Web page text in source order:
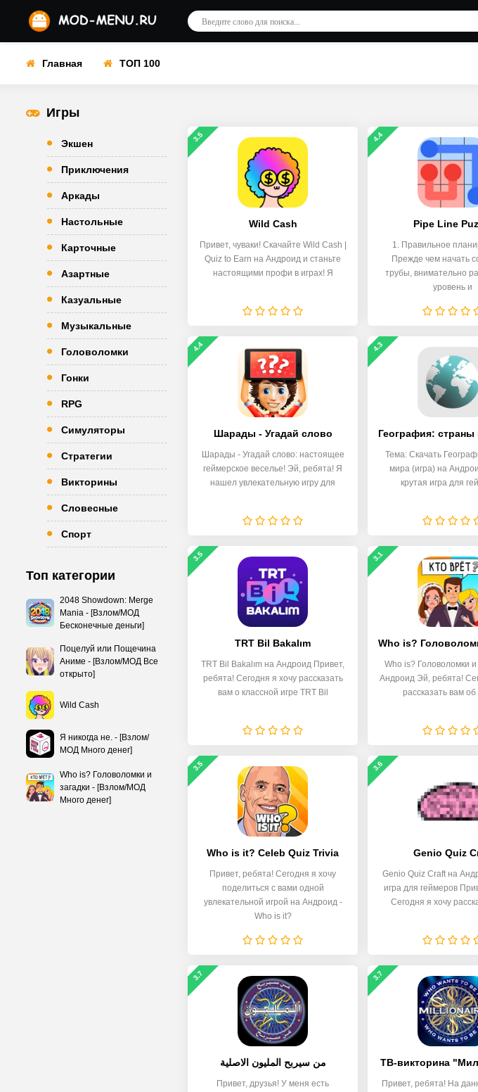
Главная ТОП 100
Игры
Экшен
Приключения
Аркады
Настольные
Карточные
Азартные
Казуальные
Музыкальные
Головоломки
Гонки
RPG
Симуляторы
Стратегии
Викторины
Словесные
Спорт
Топ категории
2048 Showdown: Merge
Mania - [Взлом/МОД
Бесконечные деньги]
Поцелуй или Пощечина
Аниме - [Взлом/МОД Все
открыто]
Wild Cash
Я никогда не. - [Взлом/
МОД Много денег]
Who is? Головоломки и
загадки - [Взлом/МОД
Много денег]
3.5
Wild Cash
Привет, чуваки! Скачайте Wild Cash |
Quiz to Earn на Андроид и станьте
настоящими профи в играх! Я
4.4
Pipe Line
1. Правильное
Прежде чем начать
трубы, внимательно
уровень и
4.4
Шарады - Угадай слово
Шарады - Угадай слово: настоящее
геймерское веселье! Эй, ребята! Я
нашел увлекательную игру для
4.3
Тема: Скачать
мира (игра) на
крутая игра для
3.5
TRT Bil Bakalım
TRT Bil Bakalım на Андроид Привет,
ребята! Сегодня я хочу рассказать
вам о классной игре TRT Bil
3.1
Who is? Головоломки и
Андроид Эй, ребята!
рассказать вам
3.5
Who is it? Celeb Quiz Trivia
Привет, ребята! Сегодня я хочу
поделиться с вами одной
увлекательной игрой на Андроид -
Who is it?
3.6
Genio Quiz
Genio Quiz Craft на
игра для геймеров
Сегодня я хочу
3.7
من سيربح المليون الاصلية
Привет, друзья! У меня есть
3.7
ТВ-викторина
Привет, ребята! На